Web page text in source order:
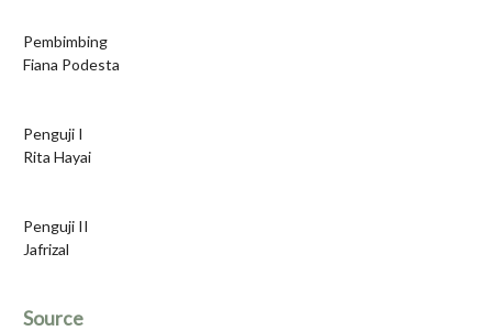
Pembimbing
Fiana Podesta
Penguji I
Rita Hayai
Penguji II
Jafrizal
Source